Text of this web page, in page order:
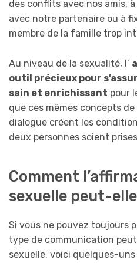
des conflits avec nos amis,
avec notre partenaire ou à
membre de la famille trop
Au niveau de la sexualité, l’
outil précieux pour
sain et enrichissant pour
que ces mêmes concepts
dialogue créent les
deux personnes soient
Comment
sexuelle peut-
Si vous ne pouvez toujours
type de communication
sexuelle, voici quelques-